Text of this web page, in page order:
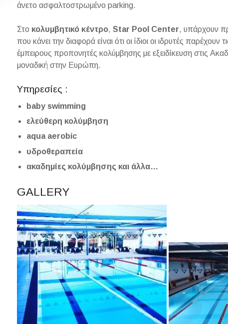
άνετο ασφαλτοστρωμένο parking.
Στο κολυμβητικό κέντρο,Star Pool Center, υπάρχουν
που κάνει την διαφορά είναι ότι οι ίδιοι οι ιδρυτές
έμπειρους προπονητές κολύμβησης με εξειδίκευση στις
μοναδική στην Ευρώπη.
Υπηρεσίες :
baby swimming
ελεύθερη κολύμβηση
aqua aerobic
υδροθεραπεία
ακαδημίες κολύμβησης και άλλα…
GALLERY